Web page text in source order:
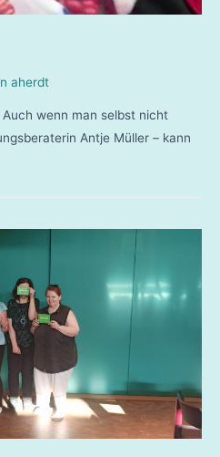
aherdt
wenn man selbst nicht
Antje Müller – kann